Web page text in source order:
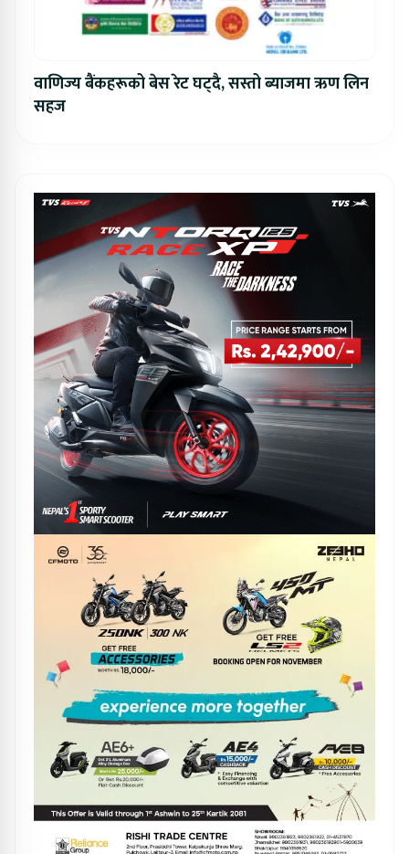
वाणिज्य बैंकहरूको बेस रेट घट्दै, सस्तो ब्याजमा ऋण लिन
सहज